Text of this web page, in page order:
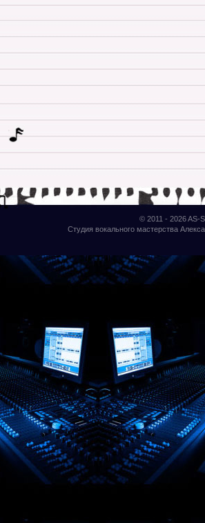
© 2011 - 2026AS-
Студия вокального мастерства